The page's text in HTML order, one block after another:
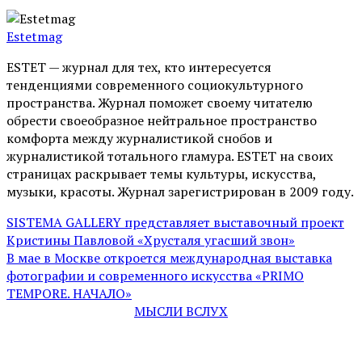
Estetmag
ESTET — журнал для тех, кто интересуeтся
тенденциями современного социокультурного
пространства. Журнал поможет своему читателю
обрести своеобразное нейтральное пространство
комфорта между журналистикой снобов и
журналистикой тотального гламура. ESTET на своих
страницах раскрывает темы культуры, искусства,
музыки, красоты. Журнал зарегистрирован в 2009 году.
SISTEMA GALLERY представляет выставочный проект
Кристины Павловой «Хрусталя угасший звон»
В мае в Москве откроется международная выставка
фотографии и современного искусства «PRIMO
TEMPORE. НАЧАЛО»
МЫСЛИ ВСЛУХ